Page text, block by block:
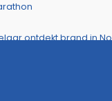
ontdekt brand in